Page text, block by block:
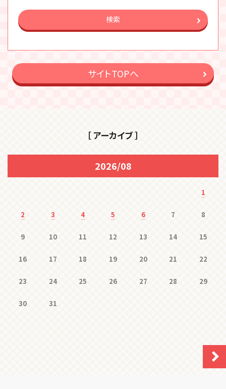
検索
サイトTOPへ
［ アーカイブ ］
2026/08
1
2 3 4 5 6 7 8
9 10 11 12 13 14 15
16 17 18 19 20 21 22
23 24 25 26 27 28 29
30 31